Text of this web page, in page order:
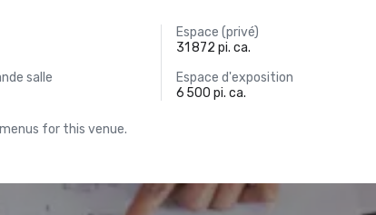
Espace (privé)
31 872 pi. ca.
salle
Espace d'exposition
6 500 pi. ca.
for this venue.